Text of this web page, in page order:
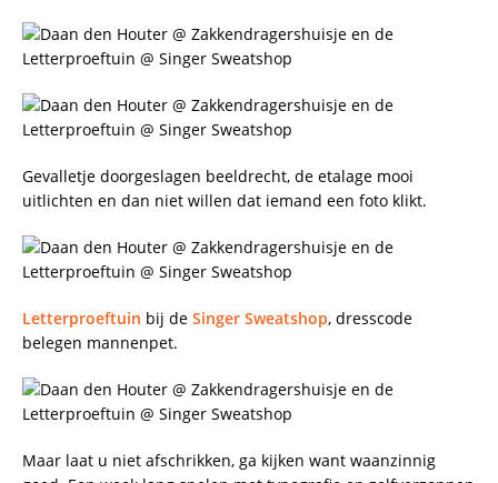
Gevalletje doorgeslagen beeldrecht, de etalage mooi
uitlichten en dan niet willen dat iemand een foto klikt.
Letterproeftuin bij de Singer Sweatshop, dresscode
belegen mannenpet.
Maar laat u niet afschrikken, ga kijken want waanzinnig